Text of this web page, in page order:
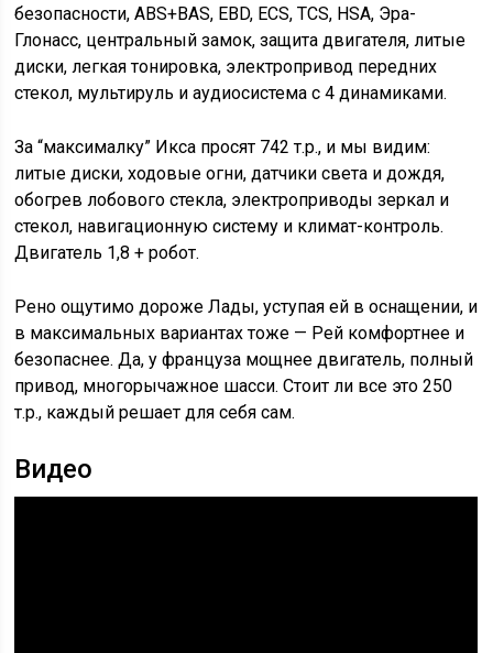
безопасности, ABS+BAS, EBD, ECS, TCS, HSA, Эра-
Глонасс, центральный замок, защита двигателя, литые
диски, легкая тонировка, электропривод передних
стекол, мультируль и аудиосистема с 4 динамиками.
За “максималку” Икса просят 742 т.р., и мы видим:
литые диски, ходовые огни, датчики света и дождя,
обогрев лобового стекла, электроприводы зеркал и
стекол, навигационную систему и климат-контроль.
Двигатель 1,8 + робот.
Рено ощутимо дороже Лады, уступая ей в оснащении, и
в максимальных вариантах тоже — Рей комфортнее и
безопаснее. Да, у француза мощнее двигатель, полный
привод, многорычажное шасси. Стоит ли все это 250
т.р., каждый решает для себя сам.
Видео